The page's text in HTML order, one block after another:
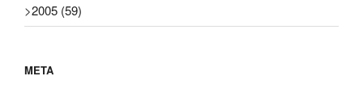
>2005 (59)
META